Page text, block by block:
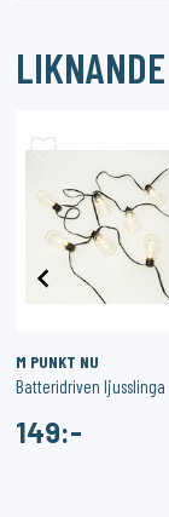
M PUNKT NU
149:-